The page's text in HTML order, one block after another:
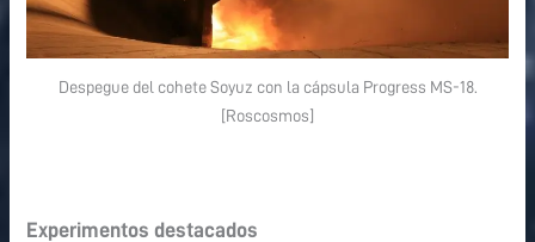
Despegue del cohete Soyuz con la cápsula Progress MS-18.
[Roscosmos]
Experimentos destacados